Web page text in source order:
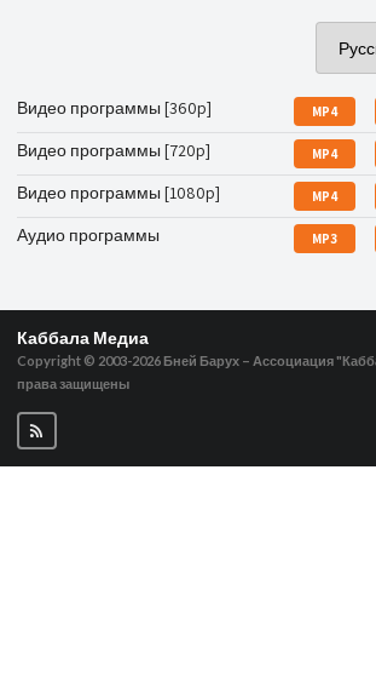
Видео программы [360p] MP4
Видео программы [720p] MP4
Видео программы [1080p] MP4
Аудио программы MP3
Каббала Медиа
Copyright © 2003-2026 Бней Барух – Ассоциация
права защищены